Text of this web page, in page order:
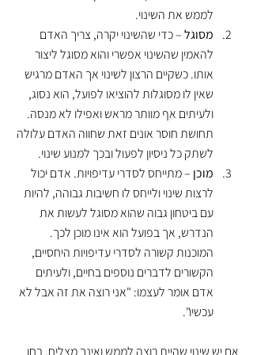
לממש את השינוי.
מסוגל – כדי שהשינוי יקרה, צריך האדם
להאמין שהשינוי אפשרי והוא מסוגל ליצור
אותו. כשקיים הרצון לשינוי אך האדם מרגיש
שאין לו מסוגלות להוציאו לפועל, הוא נסוג,
ולעיתים אף מוותר מראש ואפילו לא מנסה.
תחושת חוסר אונים זאת שחווה האדם עלולה
לשתק כל ניסיון לפעול ובכך למנוע שינוי.
מוכן – מתייחס לסדרי עדיפויות. אדם יכול
לרצות שינוי ולייחס לו חשיבות גבוהה, להיות
עם ביטחון גבוה שהוא מסוגל לעשות את
הנדרש, אך בפועל הוא אינו מוכן לכך.
המוכנות קשורה לסדרי עדיפויות היחסיים,
הקשורים לדברים נוספים בחיים, ולעיתים
אדם אומר לעצמו: "אני רוצה את זה אבל לא
עכשיו".
אם יש שינוי שהיית רוצה לממש ואינך מצליח, בחן